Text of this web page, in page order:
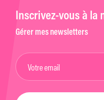
Inscrivez-vous à la
Gérer mes newsletters